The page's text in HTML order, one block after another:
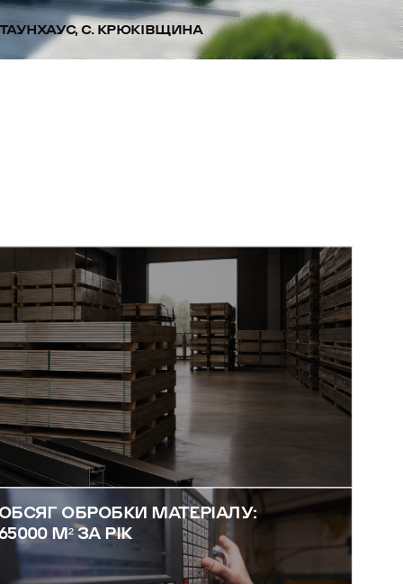
С. КРЮКІВЩИНА
ОБРОБКИ МАТЕРІАЛУ:
М² ЗА РІК